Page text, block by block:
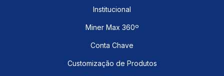
Institucional
Miner Max 360º
Conta Chave
Customização de Produtos